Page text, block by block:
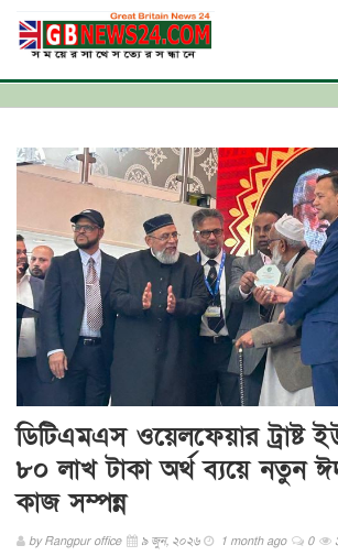
ডিটিএমএস ওয়েলফেয়ার ট্রাষ্ট
৮০ লাখ টাকা অর্থ ব‍্যয়ে নতুন
কাজ সম্পন্ন
byRangpur office ৯ জুন, ২০২৬ 1 month ago 0